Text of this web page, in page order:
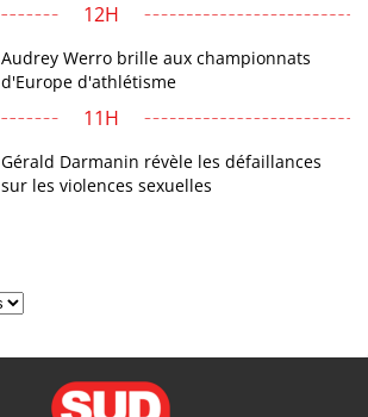
12H
Audrey Werro brille aux championnats
d'Europe d'athlétisme
11H
Gérald Darmanin révèle les défaillances
sur les violences sexuelles